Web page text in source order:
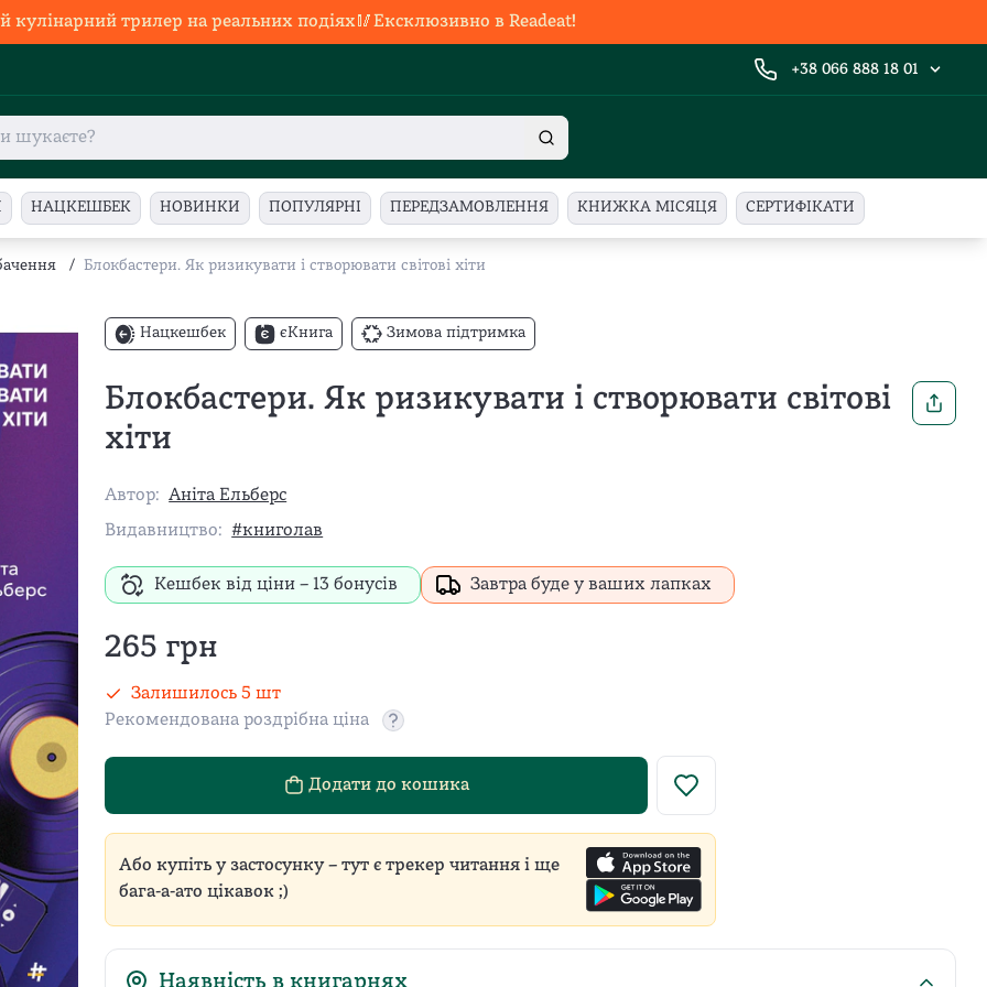
кулінарний трилер на реальних подіях🥢Ексклюзивно в Readeat!
+38 066 888 18 01
НАЦКЕШБЕК НОВИНКИ ПОПУЛЯРНІ ПЕРЕДЗАМОВЛЕННЯ КНИЖКА МІСЯЦЯ СЕРТИФІКАТИ
/ Блокбастери. Як ризикувати і створювати світові хіти
Нацкешбек єКнига Зимова підтримка
Блокбастери. Як ризикувати і створювати світові
хіти
Автор: Аніта Ельберс
Видавництво: #книголав
Кешбек від ціни – 13 бонусів Завтра буде у ваших лапках
265 грн
Залишилось5 шт
Рекомендована роздрібна ціна
Додати до кошика
Або купіть у застосунку – тут є трекер читання і ще
бага-а-ато цікавок ;)
Наявність в книгарнях